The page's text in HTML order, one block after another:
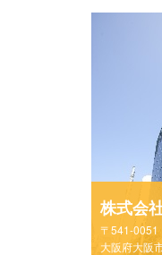
株式会
〒541-0051
大阪府大阪